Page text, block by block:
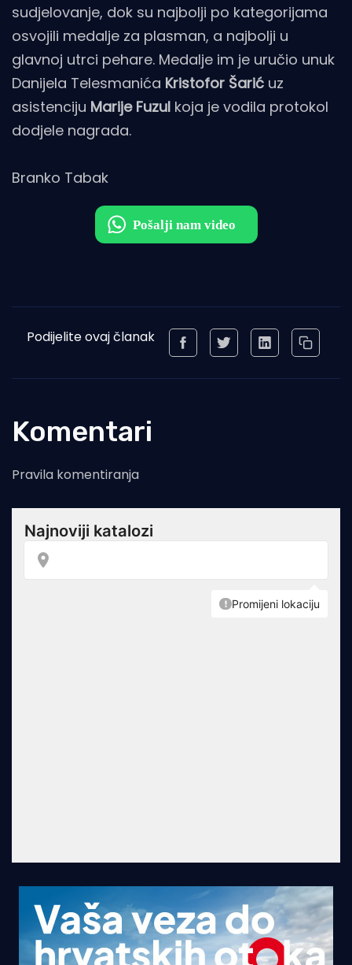
sudjelovanje, dok su najbolji po kategorijama
osvojili medalje za plasman, a najbolji u
glavnoj utrci pehare. Medalje im je uručio unuk
Danijela Telesmanića Kristofor Šarić uz
asistenciju Marije Fuzul koja je vodila protokol
dodjele nagrada.
Branko Tabak
Podijelite ovaj članak
Komentari
Pravila komentiranja